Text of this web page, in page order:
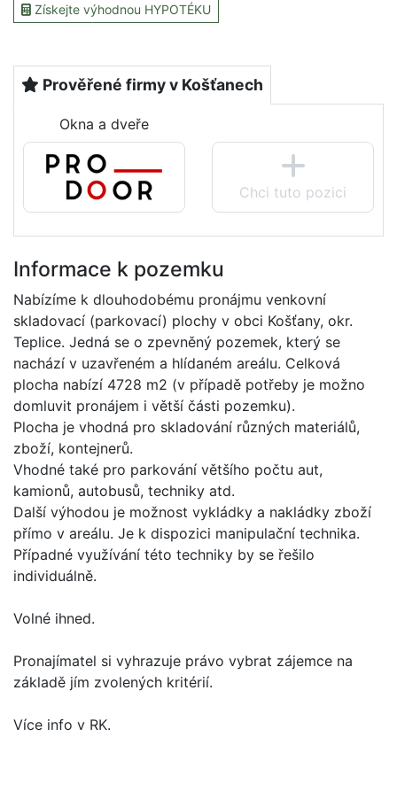
Získejte výhodnou HYPOTÉKU
Prověřené firmy v Košťanech
Okna a dveře
Chci tuto pozici
Informace k pozemku
Nabízíme k dlouhodobému pronájmu venkovní
skladovací (parkovací) plochy v obci Košťany, okr.
Teplice. Jedná se o zpevněný pozemek, který se
nachází v uzavřeném a hlídaném areálu. Celková
plocha nabízí 4728 m2 (v případě potřeby je možno
domluvit pronájem i větší části pozemku).
Plocha je vhodná pro skladování různých materiálů,
zboží, kontejnerů.
Vhodné také pro parkování většího počtu aut,
kamionů, autobusů, techniky atd.
Další výhodou je možnost vykládky a nakládky zboží
přímo v areálu. Je k dispozici manipulační technika.
Případné využívání této techniky by se řešilo
individuálně.
Volné ihned.
Pronajímatel si vyhrazuje právo vybrat zájemce na
základě jím zvolených kritérií.
Více info v RK.